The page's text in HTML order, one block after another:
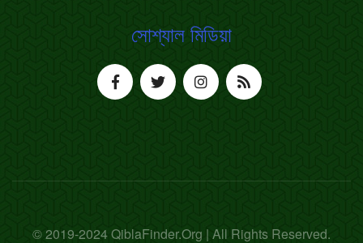
সোশ্যাল মিডিয়া
© 2019-2024 QiblaFinder.Org | All Rights Reserved.